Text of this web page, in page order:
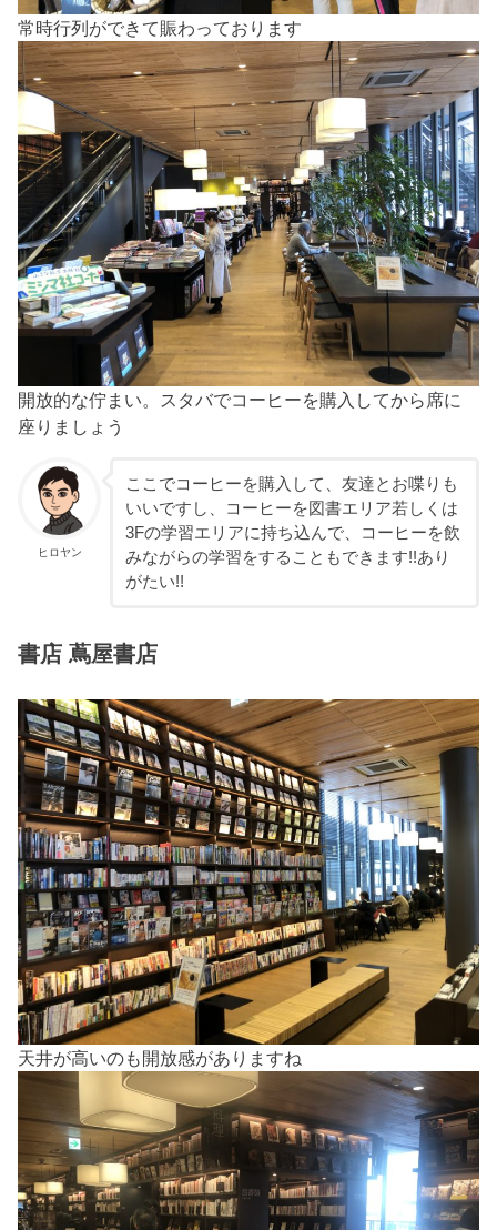
常時行列ができて賑わっております
開放的な佇まい。スタバでコーヒーを購入してから席に
座りましょう
ヒロヤン
ここでコーヒーを購入して、友達とお喋りも
いいですし、コーヒーを図書エリア若しくは
3Fの学習エリアに持ち込んで、コーヒーを飲
みながらの学習をすることもできます!!あり
がたい!!
書店 蔦屋書店
天井が高いのも開放感がありますね